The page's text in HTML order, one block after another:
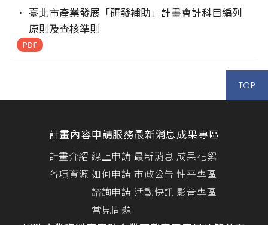
臺北市產業發展「研發補助」計畫會計科目編列
原則及查核準則
PDF
TOP
計畫內容
計畫介紹
各項資源
申請服務
線上申請
如何申請
諮詢申請
常見問題
最新消息
最新消息
市政公告
活動快訊
成果專區
成果花絮
性平專區
影音專區